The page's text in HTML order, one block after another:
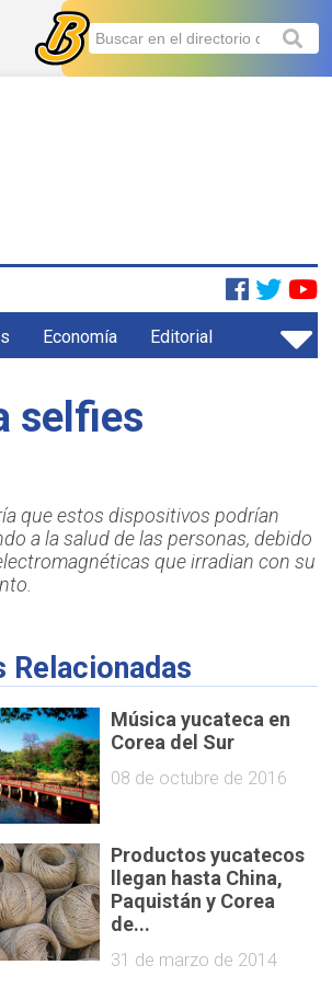
Economía Editorial
selfies
que estos dispositivos podrían
a la salud de las personas, debido
que irradian con su
Relacionadas
Música yucateca en
Corea del Sur
08 de octubre de 2016
Productos yucatecos
llegan hasta China,
Paquistán y Corea
de...
31 de marzo de 2014